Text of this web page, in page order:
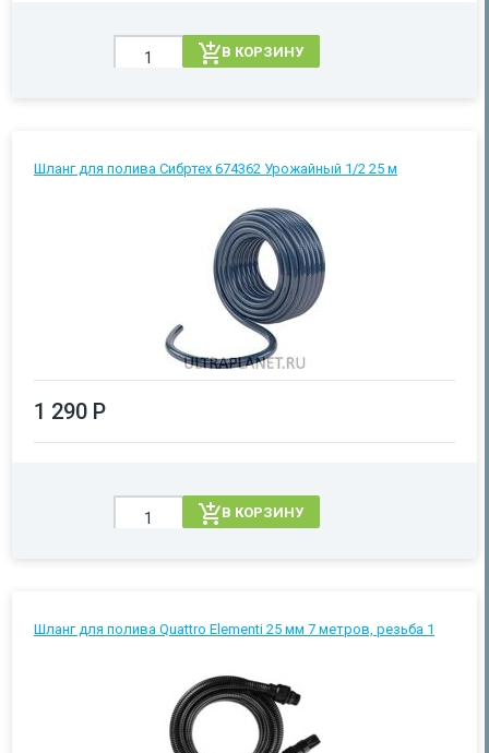
В КОРЗИНУ
Шланг для полива Сибртех 674362 Урожайный 1/2 25 м
1 290 Р
В КОРЗИНУ
Шланг для полива Quattro Elementi 25 мм 7 метров, резьба 1